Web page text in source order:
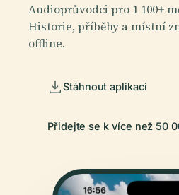
Audioprůvodci pro 1 100+
Historie, příběhy a místní
offline.
Stáhnout aplikaci
Přidejte se k více než 50